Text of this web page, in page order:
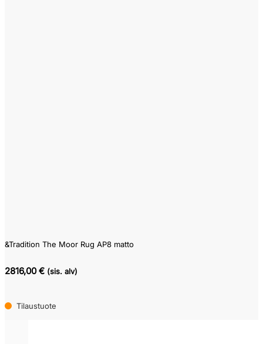
&Tradition The Moor Rug AP8 matto
2816,00 € (sis. alv)
Tilaustuote